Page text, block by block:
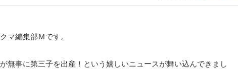
マ編集部Ｍです。
無事に第三子を出産！という嬉しいニュースが舞い込んできまし